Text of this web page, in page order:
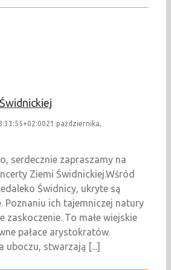
21 października,
serdecznie zapraszamy na
Ziemi Świdnickiej.Wśród
Świdnicy, ukryte są
Poznaniu ich tajemniczej natury
zaskoczenie. To małe wiejskie
pałace arystokratów.
uboczu, stwarzają [...]